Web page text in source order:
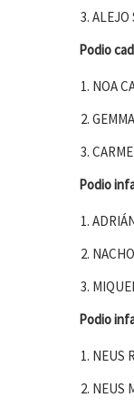
ALEJO
Podio
NOA
Podio
Podio
NEUS
NEUS